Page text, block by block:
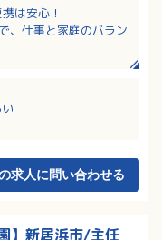
は安心！
、仕事と家庭のバラン
名の経験豊富な先輩
でも相談できる環境
求人に問い合わせる
】新居浜市/主任